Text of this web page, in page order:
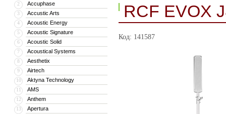
2 Accuphase
3 Accustic Arts
4 Acoustic Energy
5 Acoustic Signature
6 Acoustic Solid
7 Acoustical Systems
8 Aesthetix
9 Airtech
10 Aktyna Technology
11 AMS
12 Anthem
13 Apertura
RCF EVOX
Код: 141587